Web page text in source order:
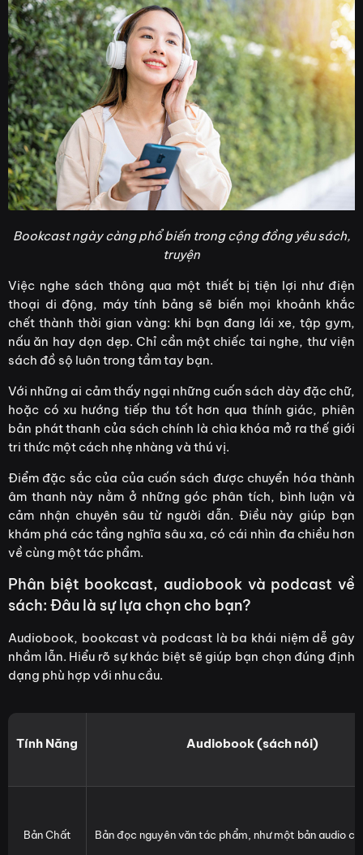
Bookcast ngày càng phổ biến trong cộng đồng yêu sách,
truyện
Việc nghe sách thông qua một thiết bị tiện lợi như điện
thoại di động, máy tính bảng sẽ biến mọi khoảnh khắc
chết thành thời gian vàng: khi bạn đang lái xe, tập gym,
nấu ăn hay dọn dẹp. Chỉ cần một chiếc tai nghe, thư viện
sách đồ sộ luôn trong tầm tay bạn.
Với những ai cảm thấy ngại những cuốn sách dày đặc chữ,
hoặc có xu hướng tiếp thu tốt hơn qua thính giác, phiên
bản phát thanh của sách chính là chìa khóa mở ra thế giới
tri thức một cách nhẹ nhàng và thú vị.
Điểm đặc sắc của của cuốn sách được chuyển hóa thành
âm thanh này nằm ở những góc phân tích, bình luận và
cảm nhận chuyên sâu từ người dẫn. Điều này giúp bạn
khám phá các tầng nghĩa sâu xa, có cái nhìn đa chiều hơn
về cùng một tác phẩm.
Phân biệt bookcast, audiobook và podcast về
sách: Đâu là sự lựa chọn cho bạn?
Audiobook, bookcast và podcast là ba khái niệm dễ gây
nhầm lẫn. Hiểu rõ sự khác biệt sẽ giúp bạn chọn đúng định
dạng phù hợp với nhu cầu.
Tính Năng Audiobook (sách nói)
Bản Chất Bản đọc nguyên văn tác phẩm, như một bản audio